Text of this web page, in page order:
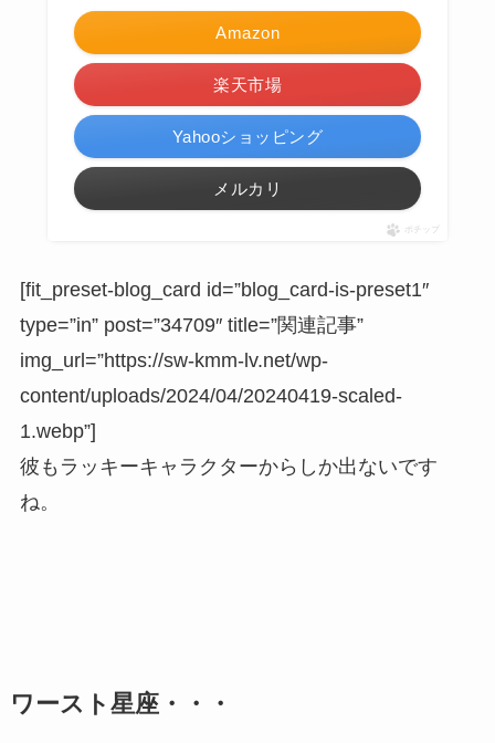
Amazon
楽天市場
Yahooショッピング
メルカリ
ポチップ
[fit_preset-blog_card id=”blog_card-is-preset1″
type=”in” post=”34709″ title=”関連記事”
img_url=”https://sw-kmm-lv.net/wp-
content/uploads/2024/04/20240419-scaled-
1.webp”]
彼もラッキーキャラクターからしか出ないです
ね。
ワースト星座・・・